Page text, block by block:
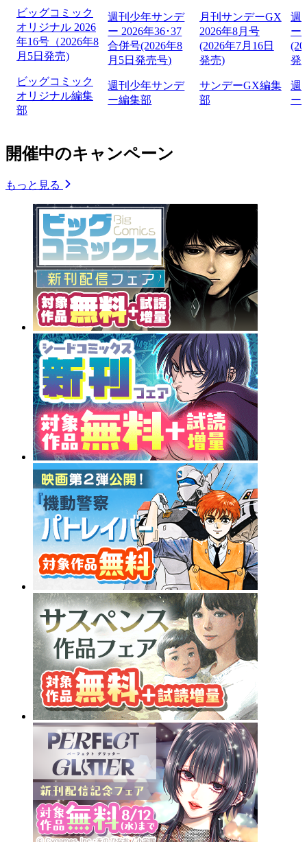
ビッグコミック
オリジナル 2026
年16号（2026年8
月5日発売)
ビッグコミック
オリジナル編集
部
週刊少年サンデ
ー 2026年36･37
合併号(2026年8
月5日発売号)
週刊少年サンデ
ー編集部
月刊サンデーGX
2026年8月号
(2026年7月16日
発売)
サンデーGX編集
部
週
ー
発
週
ー
開催中のキャンペーン
もっと見る